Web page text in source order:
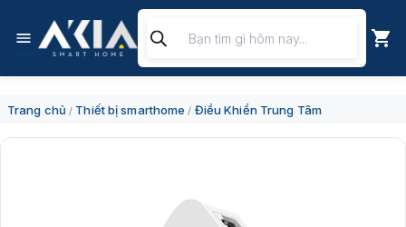
kiếm
sản
Trang chủ / Thiết bị smarthome / Điều Khiển Trung Tâm